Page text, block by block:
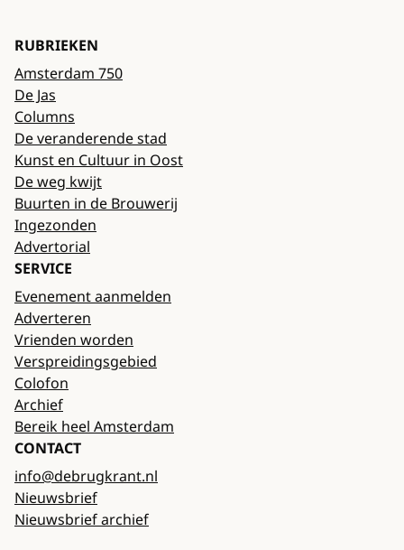
RUBRIEKEN
Amsterdam 750
De Jas
Columns
De veranderende stad
Kunst en Cultuur in Oost
De weg kwijt
Buurten in de Brouwerij
Ingezonden
Advertorial
SERVICE
Evenement aanmelden
Adverteren
Vrienden worden
Verspreidingsgebied
Colofon
Archief
Bereik heel Amsterdam
CONTACT
info@debrugkrant.nl
Nieuwsbrief
Nieuwsbrief archief